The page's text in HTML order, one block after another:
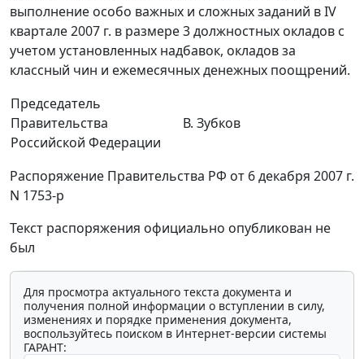
выполнение особо важных и сложных заданий в IV
квартале 2007 г. в размере 3 должностных окладов с
учетом установленных надбавок, окладов за
классный чин и ежемесячных денежных поощрений.
Председатель
Правительства
Российской Федерации
В. Зубков
Распоряжение Правительства РФ от 6 декабря 2007 г.
N 1753-р
Текст распоряжения официально опубликован не
был
Для просмотра актуального текста документа и
получения полной информации о вступлении в силу,
изменениях и порядке применения документа,
воспользуйтесь поиском в Интернет-версии системы
ГАРАНТ: